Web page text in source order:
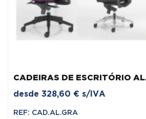
CADEIRAS DE ESCRITÓRIO
desde 328,60 € s/IVA
REF: CAD.AL.GRA